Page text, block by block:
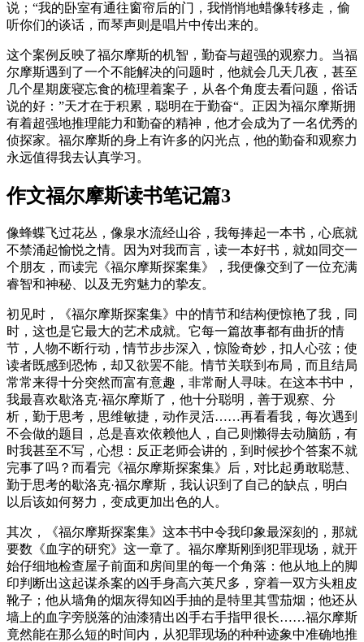
说；“我的卧室有通往窗帘后的门，我悄悄地蜡像转移走，偷
听你们的谈话，而琴声则是唱片中传出来的。
这个案例反映了福尔摩斯的机智，勤奋与超强的观察力。当福
尔摩斯遇到了一个不能解决的问题时，他就会几天几夜，甚至
几个星期废寝忘食的梳理着案子，从各个角度去看问题，俗话
说的好：”天才在于积累，聪明在于勤奋“。正因为福尔摩斯拥
有着超强地推理能力和勤奋的精神，他才会成为了一名优秀的
侦探家。福尔摩斯的身上有许多的闪光点，他的勤奋和观察力
永远值得我去认真学习。
作文福尔摩斯读书笔记篇3
像蜂蝶飞过花丛，像泉水流经山谷，我每捧起一本书，心底就
不禁涌起愉悦之情。因为对我而言，读一本好书，就如同交一
个朋友，而读完《福尔摩斯探案集》，我便像交到了一位充满
睿智和神秘、以及无穷魅力的挚友。
初见时，《福尔摩斯探案集》中的情节和结构便惊艳了我，同
时，这也是它最大的艺术成就。它每一篇故事都有曲折的情
节，人物不断行动，情节步步深入，惊险奇妙，扣人心弦；使
读者既感到恐怖，却又欲罢不能。情节关联到布局，而且结局
常常来得十分突然而富有意趣，非常耐人寻味。在这本书中，
我最喜欢歇洛克·福尔摩斯了，他十分聪明，善于观察、分
析，勤于思考，思维敏捷，动作灵活……再看看我，每次遇到
不会做的题目，总是喜欢依赖他人，自己则懒得去动脑筋，有
时我甚至不写，心想：反正老师会讲的，到时候抄个答案不就
完事了吗？而看完《福尔摩斯探案集》后，对比起勇敢聪慧、
勤于思考的歇洛克·福尔摩斯，我认识到了自己的缺点，明白
以后该如何努力，变成更加出色的人。
其次，《福尔摩斯探案集》这本书中令我印象最深刻的，那就
要数《血字的研究》这一章了。福尔摩斯刚到犯罪现场，就开
始仔细地检查屋子前面和房间里的每一个角落：他从地上的脚
印判断出这起谋杀案的凶手身高六英尺多，穿着一双方头粗皮
靴子；他从墙角的烟灰得知凶手抽的是特里其雪茄烟；他还从
墙上的血字旁脱落的油漆猜出凶手右手指甲很长……福尔摩斯
竟然能在那么短的时间内，从犯罪现场的种种迹象中准确地推